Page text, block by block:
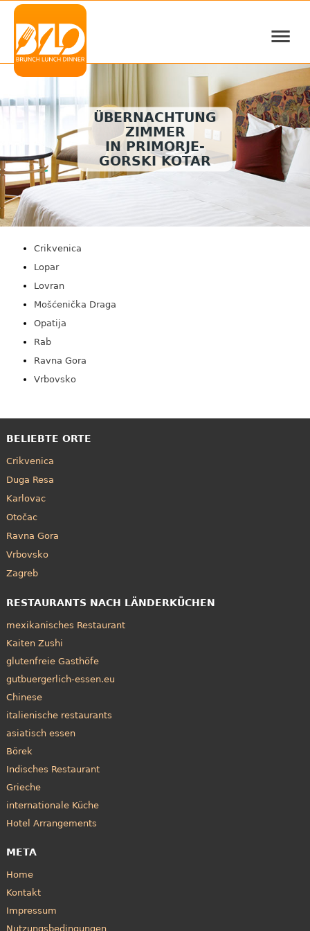
≡
ÜBERNACHTUNG
ZIMMER
IN PRIMORJE-
GORSKI KOTAR
Crikvenica
Lopar
Lovran
Mošćenička Draga
Opatija
Rab
Ravna Gora
Vrbovsko
BELIEBTE ORTE
Crikvenica
Duga Resa
Karlovac
Otočac
Ravna Gora
Vrbovsko
Zagreb
RESTAURANTS NACH LÄNDERKÜCHEN
mexikanisches Restaurant
Kaiten Zushi
glutenfreie Gasthöfe
gutbuergerlich-essen.eu
Chinese
italienische restaurants
asiatisch essen
Börek
Indisches Restaurant
Grieche
internationale Küche
Hotel Arrangements
META
Home
Kontakt
Impressum
Nutzungsbedingungen